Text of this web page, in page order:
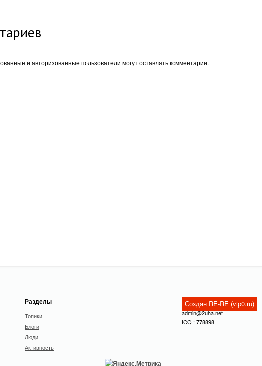
и авторизованные пользователи могут оставлять комментарии.
Разделы
Топики
Блоги
Люди
Активность
Создан RE-RE (vip0.ru)
admin@2uha.net
ICQ : 778898